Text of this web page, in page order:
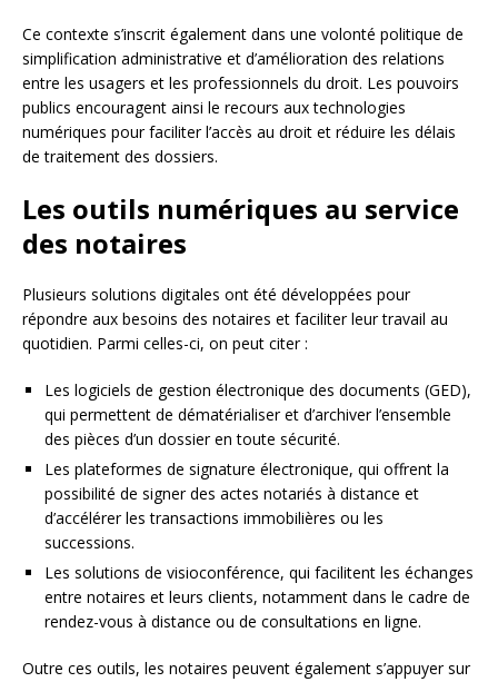
Ce contexte s’inscrit également dans une volonté politique de
simplification administrative et d’amélioration des relations
entre les usagers et les professionnels du droit. Les pouvoirs
publics encouragent ainsi le recours aux technologies
numériques pour faciliter l’accès au droit et réduire les délais
de traitement des dossiers.
Les outils numériques au service
des notaires
Plusieurs solutions digitales ont été développées pour
répondre aux besoins des notaires et faciliter leur travail au
quotidien. Parmi celles-ci, on peut citer :
Les logiciels de gestion électronique des documents (GED),
qui permettent de dématérialiser et d’archiver l’ensemble
des pièces d’un dossier en toute sécurité.
Les plateformes de signature électronique, qui offrent la
possibilité de signer des actes notariés à distance et
d’accélérer les transactions immobilières ou les
successions.
Les solutions de visioconférence, qui facilitent les échanges
entre notaires et leurs clients, notamment dans le cadre de
rendez-vous à distance ou de consultations en ligne.
Outre ces outils, les notaires peuvent également s’appuyer sur